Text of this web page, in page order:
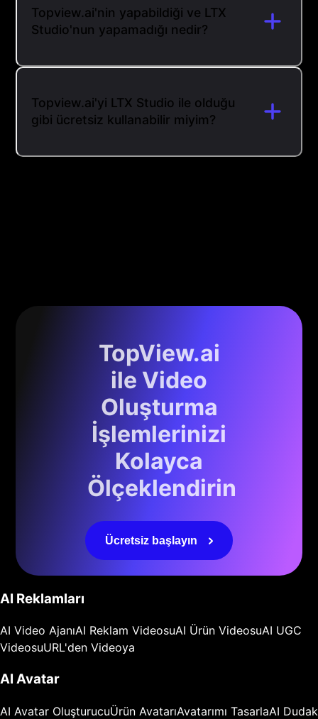
Topview.ai'nin yapabildiği ve LTX
Studio'nun yapamadığı nedir?
Topview.ai'yi LTX Studio ile olduğu
gibi ücretsiz kullanabilir miyim?
TopView.ai
ile Video
Oluşturma
İşlemlerinizi
Kolayca
Ölçeklendirin
Ücretsiz başlayın
AI Reklamları
AI Video AjanıAI Reklam VideosuAI Ürün VideosuAI UGC
VideosuURL'den Videoya
AI Avatar
AI Avatar OluşturucuÜrün AvatarıAvatarımı TasarlaAI Dudak